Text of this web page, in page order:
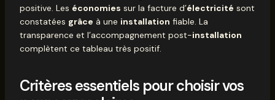
positive. Les économies sur la facture d’électricité sont
constatées grâce à une installation fiable. La
transparence et l’accompagnement post-installation
complètent ce tableau très positif.
Critères essentiels pour choisir vos